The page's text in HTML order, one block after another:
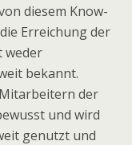
diesem Know-
Erreichung der
weder
bekannt.
der
und wird
genutzt und